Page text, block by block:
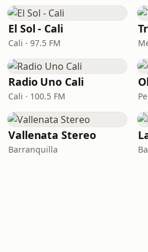
El Sol - Cali
Cali · 97.5 FM
Radio Uno Cali
Cali · 100.5 FM
Vallenata Stereo
Barranquilla